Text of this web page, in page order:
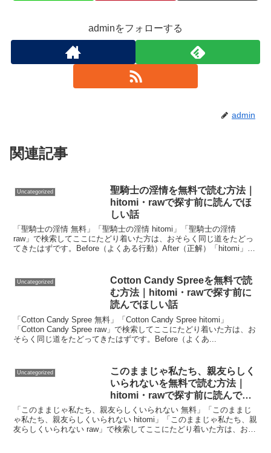
adminをフォローする
admin
関連記事
Uncategorized
聖騎士の淫情を無料で読む方法｜
hitomi・rawで探す前に読んでほ
しい話
「聖騎士の淫情 無料」「聖騎士の淫情 hitomi」「聖騎士の淫情
raw」で検索してここにたどり着いた方は、おそらく同じ道をたどっ
てきたはずです。Before（よくある行動）After（正解）「hitomi」で
Uncategorized
Cotton Candy Spreeを無料で読
む方法｜hitomi・rawで探す前に
読んでほしい話
「Cotton Candy Spree 無料」「Cotton Candy Spree hitomi」
「Cotton Candy Spree raw」で検索してここにたどり着いた方は、お
そらく同じ道をたどってきたはずです。Before（よくあ...
Uncategorized
このままじゃ私たち、親友らしく
いられないを無料で読む方法｜
hitomi・rawで探す前に読んでほ
しい話
「このままじゃ私たち、親友らしくいられない 無料」「このままじ
ゃ私たち、親友らしくいられない hitomi」「このままじゃ私たち、親
友らしくいられない raw」で検索してここにたどり着いた方は、おそ